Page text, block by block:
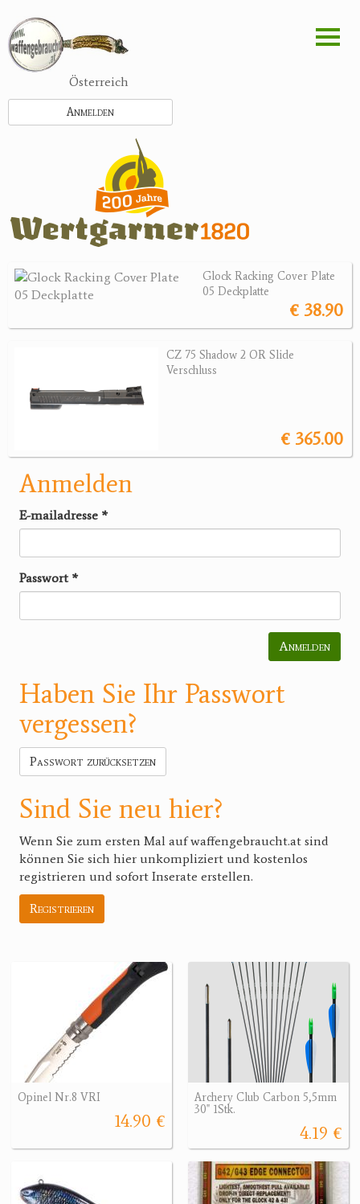
zum
Inhalt
Österreich
Anmelden
Glock Racking Cover Plate
05 Deckplatte
€ 38.90
CZ 75 Shadow 2 OR Slide
Verschluss
€ 365.00
Anmelden
E-mailadresse *
Passwort *
Anmelden
Haben Sie Ihr Passwort
vergessen?
Passwort zurücksetzen
Sind Sie neu hier?
Wenn Sie zum ersten Mal auf waffengebraucht.at sind
können Sie sich hier unkompliziert und kostenlos
registrieren und sofort Inserate erstellen.
Registrieren
Opinel Nr.8 VRI
14.90 €
Archery Club Carbon 5,5mm
30" 1Stk.
4.19 €